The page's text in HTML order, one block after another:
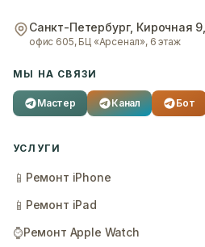
Санкт-Петербург, Кирочная
офис 605, БЦ «Арсенал», 6 этаж
МЫ НА СВЯЗИ
Мастер Канал Бот
УСЛУГИ
📱 Ремонт iPhone
📱 Ремонт iPad
⌚Ремонт Apple Watch